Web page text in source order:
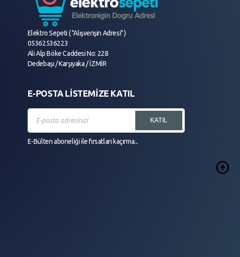
Elektro Sepeti ( "Alışverişin Adresi" )
05362536223
Ali Alp Böke Caddesi No: 228
Dedebaşı / Karşıyaka / İZMİR
E-POSTA LİSTEMİZE KATIL
KATIL
E-Bülten aboneliği ile fırsatları kaçırma...
arrow_circle_up